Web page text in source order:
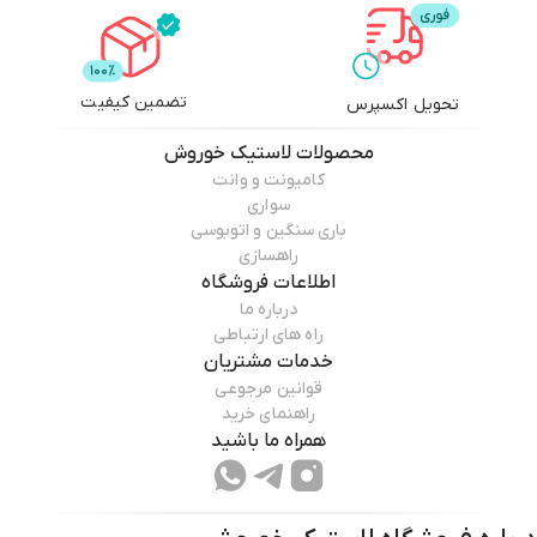
تحویل اکسپرس تضمین کیفیت
محصولاتلاستیک خوروش
کامیونت و وانت
سواری
باری سنگین و اتوبوسی
راهسازی
اطلاعات فروشگاه
درباره ما
راه های ارتباطی
خدمات مشتریان
قوانین مرجوعی
راهنمای خرید
همراه ما باشید